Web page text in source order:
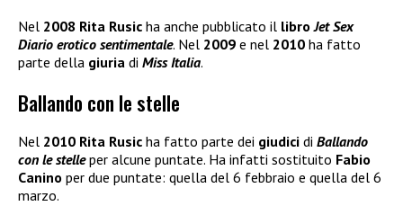
Nel 2008 Rita Rusic ha anche pubblicato il libroJet Sex
Diario erotico sentimentale. Nel 2009 e nel 2010 ha fatto
parte della giuria di Miss Italia.
Ballando con le stelle
Nel 2010 Rita Rusic ha fatto parte dei giudici di Ballando
con le stelleper alcune puntate. Ha infatti sostituito Fabio
Canino per due puntate: quella del 6 febbraio e quella del 6
marzo.